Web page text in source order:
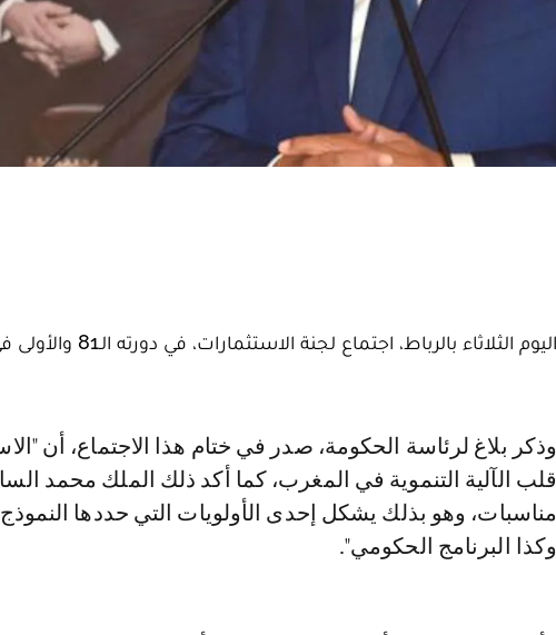
ترأس رئيس الحكومة عزيز أخنوش، اليوم
وذكر بلاغ لرئاسة الحكومة، صدر في ختام هذا الاجتماع، أن "الاستثمار يوجد في
قلب الآلية التنموية في المغرب، كما أكد ذلك الملك محمد
مناسبات، وهو بذلك يشكل إحدى الأولويات التي حددها النموذج
وكذا البرنامج الحكومي".